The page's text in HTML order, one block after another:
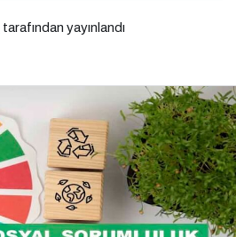
tarafından yayınlandı